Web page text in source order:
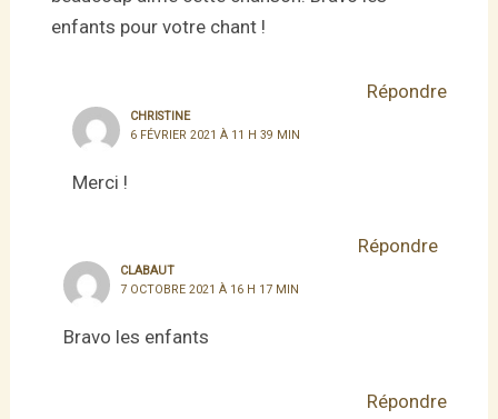
enfants pour votre chant !
Répondre
CHRISTINE
6 FÉVRIER 2021 À 11 H 39 MIN
Merci !
Répondre
CLABAUT
7 OCTOBRE 2021 À 16 H 17 MIN
Bravo les enfants
Répondre